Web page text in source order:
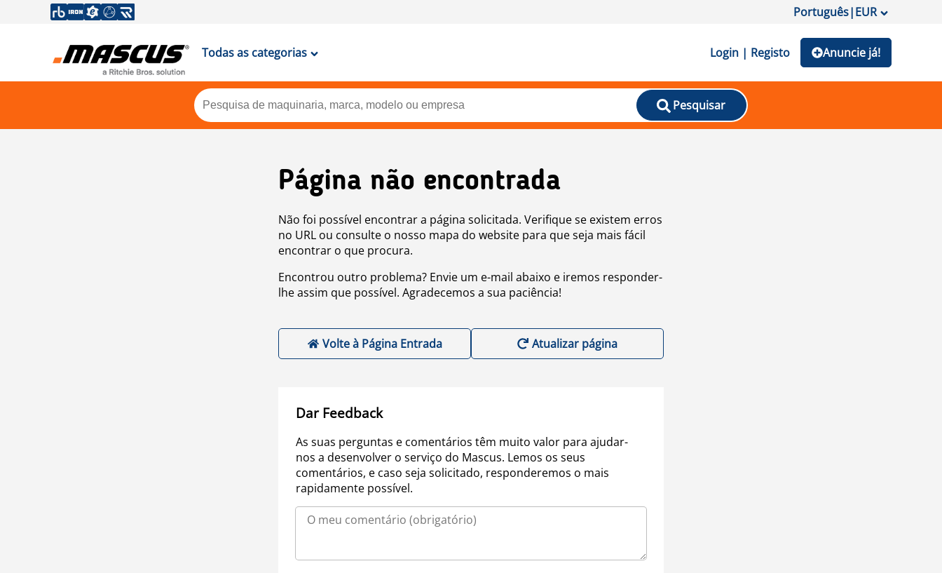
Português|EUR
Todas as categorias Login | Registo Anuncie já!
Pesquisar
Página não encontrada
Não foi possível encontrar a página solicitada. Verifique se existem erros
no URL ou consulte o nosso mapa do website para que seja mais fácil
encontrar o que procura.
Encontrou outro problema? Envie um e-mail abaixo e iremos responder-
lhe assim que possível. Agradecemos a sua paciência!
Volte à Página Entrada Atualizar página
Dar Feedback
As suas perguntas e comentários têm muito valor para ajudar-
nos a desenvolver o serviço do Mascus. Lemos os seus
comentários, e caso seja solicitado, responderemos o mais
rapidamente possível.